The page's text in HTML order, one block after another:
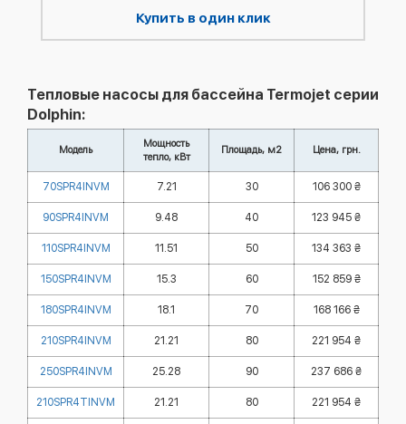
Купить в один клик
Тепловые насосы для бассейна Termojet серии
Dolphin:
Модель
Мощность
тепло, кВт
Площадь, м2 Цена, грн.
70SPR4INVM 7.21 30 106 300 ₴
90SPR4INVM 9.48 40 123 945 ₴
110SPR4INVM 11.51 50 134 363 ₴
150SPR4INVM 15.3 60 152 859 ₴
180SPR4INVM 18.1 70 168 166 ₴
210SPR4INVM 21.21 80 221 954 ₴
250SPR4INVM 25.28 90 237 686 ₴
210SPR4TINVM 21.21 80 221 954 ₴